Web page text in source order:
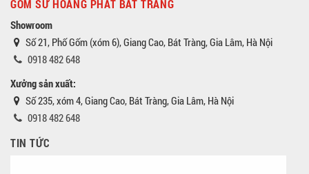
GỐM SỨ HOÀNG PHÁT BÁT TRÀNG
Showroom
Số 21, Phố Gốm (xóm 6), Giang Cao, Bát Tràng, Gia Lâm, Hà Nội
0918 482 648
Xưởng sản xuất:
Số 235, xóm 4, Giang Cao, Bát Tràng, Gia Lâm, Hà Nội
0918 482 648
TIN TỨC